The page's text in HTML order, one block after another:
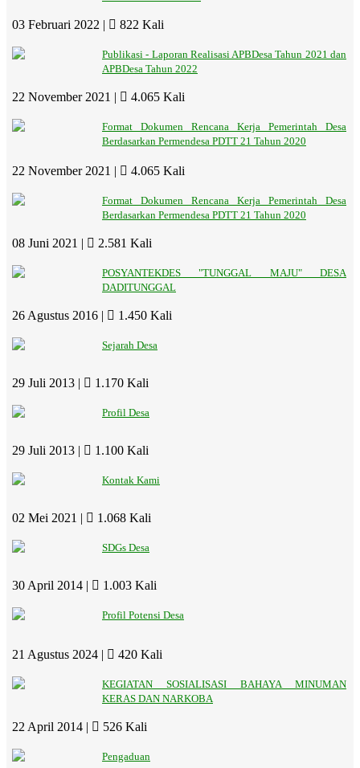
03 Februari 2022 | 822 Kali
Publikasi - Laporan Realisasi APBDesa Tahun 2021 dan
APBDesa Tahun 2022
22 November 2021 | 4.065 Kali
Format Dokumen Rencana Kerja Pemerintah Desa
Berdasarkan Permendesa PDTT 21 Tahun 2020
22 November 2021 | 4.065 Kali
Format Dokumen Rencana Kerja Pemerintah Desa
Berdasarkan Permendesa PDTT 21 Tahun 2020
08 Juni 2021 | 2.581 Kali
POSYANTEKDES "TUNGGAL MAJU" DESA
DADITUNGGAL
26 Agustus 2016 | 1.450 Kali
Sejarah Desa
29 Juli 2013 | 1.170 Kali
Profil Desa
29 Juli 2013 | 1.100 Kali
Kontak Kami
02 Mei 2021 | 1.068 Kali
SDGs Desa
30 April 2014 | 1.003 Kali
Profil Potensi Desa
21 Agustus 2024 | 420 Kali
KEGIATAN SOSIALISASI BAHAYA MINUMAN
KERAS DAN NARKOBA
22 April 2014 | 526 Kali
Pengaduan